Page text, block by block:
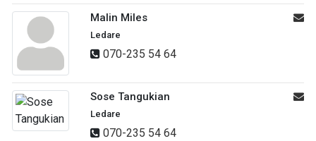
Malin Miles
Ledare
070-235 54 64
Sose Tangukian
Ledare
070-235 54 64